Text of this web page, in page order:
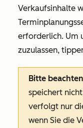
Verkaufsinhalte
erforderlich. Um
zuzulassen,
Bitte
speichert
verfolgt nur
wenn Sie die